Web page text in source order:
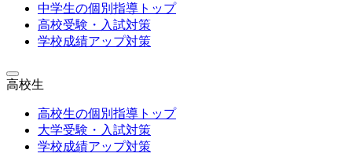
中学生の個別指導トップ
高校受験・入試対策
学校成績アップ対策
高校生
高校生の個別指導トップ
大学受験・入試対策
学校成績アップ対策